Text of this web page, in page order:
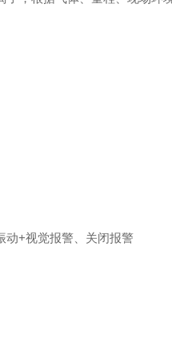
动+视觉报警、关闭报警